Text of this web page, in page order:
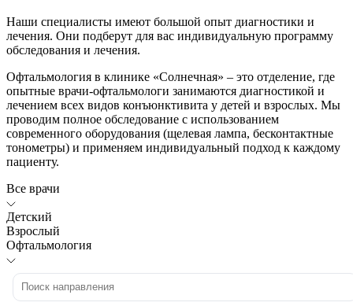
Наши специалисты имеют большой опыт диагностики и
лечения. Они подберут для вас индивидуальную программу
обследования и лечения.
Офтальмология в клинике «Солнечная» – это отделение, где
опытные врачи-офтальмологи занимаются диагностикой и
лечением всех видов конъюнктивита у детей и взрослых. Мы
проводим полное обследование с использованием
современного оборудования (щелевая лампа, бесконтактные
тонометры) и применяем индивидуальный подход к каждому
пациенту.
Все врачи
Детский
Взрослый
Офтальмология